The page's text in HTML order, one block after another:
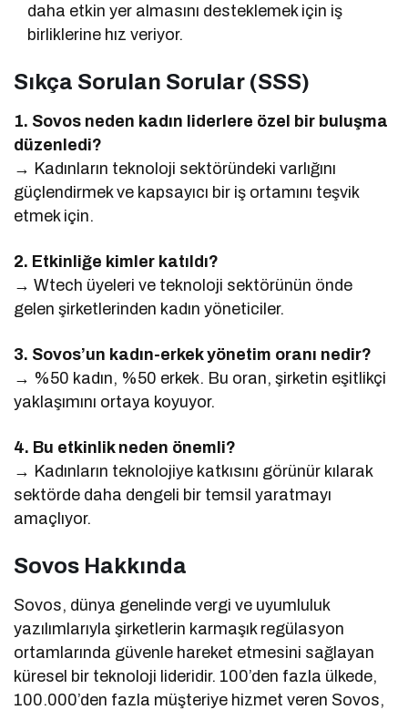
daha etkin yer almasını desteklemek için iş
birliklerine hız veriyor.
Sıkça Sorulan Sorular (SSS)
1. Sovos neden kadın liderlere özel bir buluşma
düzenledi?
→ Kadınların teknoloji sektöründeki varlığını
güçlendirmek ve kapsayıcı bir iş ortamını teşvik
etmek için.
2. Etkinliğe kimler katıldı?
→ Wtech üyeleri ve teknoloji sektörünün önde
gelen şirketlerinden kadın yöneticiler.
3. Sovos’un kadın-erkek yönetim oranı nedir?
→ %50 kadın, %50 erkek. Bu oran, şirketin eşitlikçi
yaklaşımını ortaya koyuyor.
4. Bu etkinlik neden önemli?
→ Kadınların teknolojiye katkısını görünür kılarak
sektörde daha dengeli bir temsil yaratmayı
amaçlıyor.
Sovos Hakkında
Sovos, dünya genelinde vergi ve uyumluluk
yazılımlarıyla şirketlerin karmaşık regülasyon
ortamlarında güvenle hareket etmesini sağlayan
küresel bir teknoloji lideridir. 100’den fazla ülkede,
100.000’den fazla müşteriye hizmet veren Sovos,